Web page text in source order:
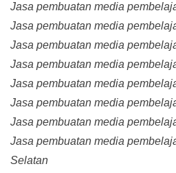
Jasa pembuatan media
Jasa pembuatan media
Jasa pembuatan media
Jasa pembuatan media
Jasa pembuatan media
Jasa pembuatan media
Jasa pembuatan media
Jasa pembuatan media
Selatan